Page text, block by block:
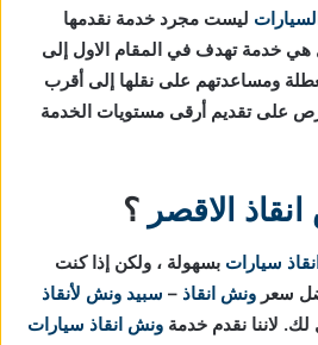
ليست مجرد خدمة نقدمها
هي خدمة تهدف في المقام الاول إلى
ومساعدتهم على نقلها إلى أقرب
على تقديم أرقى مستويات الخدمة
الاقصر ؟
سيارات بسهولة ، ولكن إذا كنت
سعر ونش انقاذ – سبيد ونش لأنقاذ
لك. لاننا نقدم خدمة ونش انقاذ سيارات